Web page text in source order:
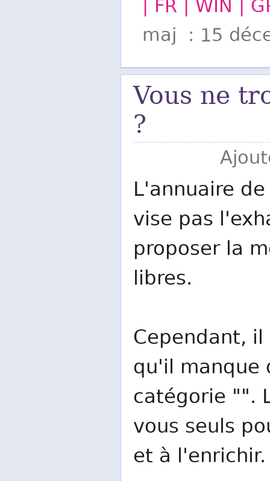
| FR | WIN |
maj : 15
Vous ne
?
L'annuaire
vise pas
proposer la
libres.
Cependant,
qu'il manque
catégorie "".
vous seuls
et à l'enrichir.